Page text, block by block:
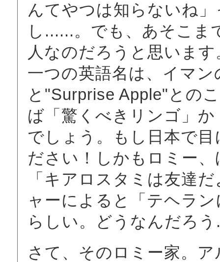
んてやつは知らないね
し......。でも、あそこま
人なのだろうと思いま
一つの英語名は、イマ
と"Surprise Apple"との
ば「驚くべきリンゴ」
でしょう。もし日本で
ださい！しかもロミー
「キアロスタミは友達
ャーによると「テヘラ
らしい。どうなんだろ
さて、そのロミー家。